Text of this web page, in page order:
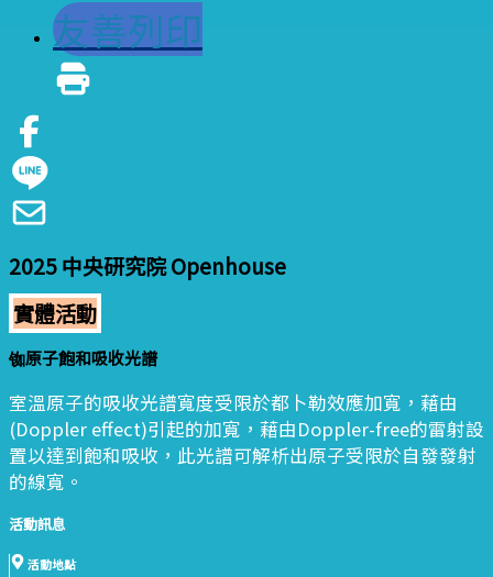
友善列印
2025 中央研究院 Openhouse
實體活動
铷原子飽和吸收光譜
室溫原子的吸收光譜寬度受限於都卜勒效應加寬，藉由
(Doppler effect)引起的加寬，藉由Doppler-free的雷射設
置以達到飽和吸收，此光譜可解析出原子受限於自發發射
的線寬。
活動訊息
活動地點